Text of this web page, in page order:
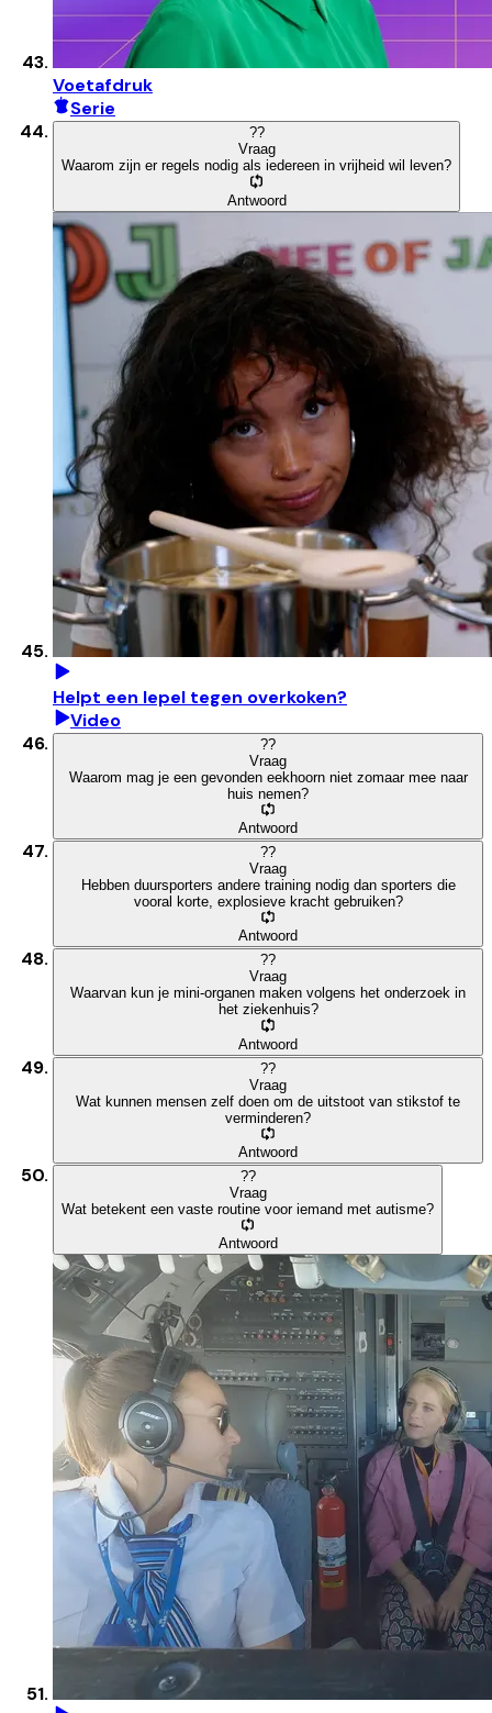
Voetafdruk
Serie
??
Vraag
Waarom zijn er regels nodig als iedereen in vrijheid wil leven?
Antwoord
Helpt een lepel tegen overkoken?
Video
??
Vraag
Waarom mag je een gevonden eekhoorn niet zomaar mee naar
huis nemen?
Antwoord
??
Vraag
Hebben duursporters andere training nodig dan sporters die
vooral korte, explosieve kracht gebruiken?
Antwoord
??
Vraag
Waarvan kun je mini-organen maken volgens het onderzoek in
het ziekenhuis?
Antwoord
??
Vraag
Wat kunnen mensen zelf doen om de uitstoot van stikstof te
verminderen?
Antwoord
??
Vraag
Wat betekent een vaste routine voor iemand met autisme?
Antwoord